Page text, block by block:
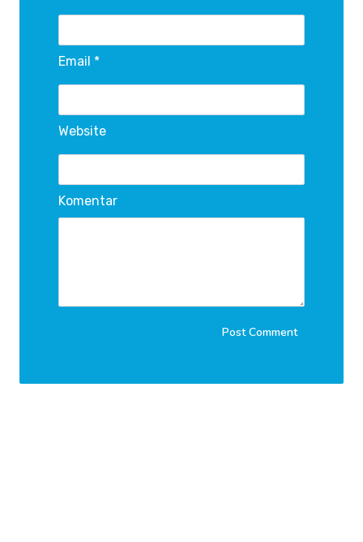
Email *
Website
Komentar